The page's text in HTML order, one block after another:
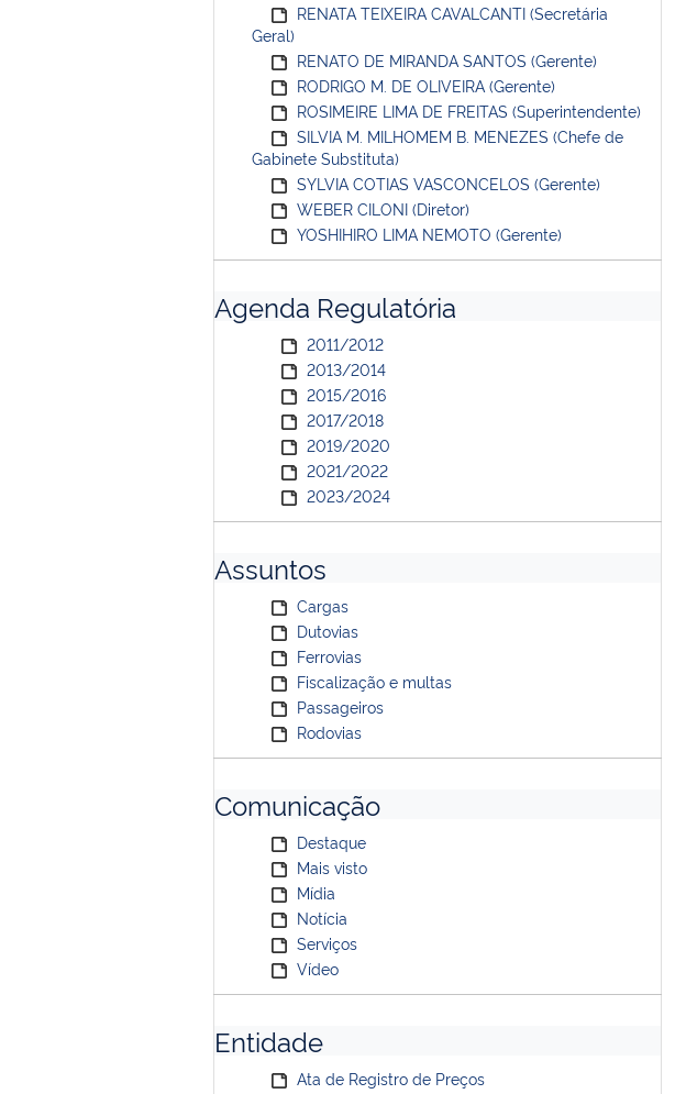
RENATA TEIXEIRA CAVALCANTI (Secretária
Geral)
RENATO DE MIRANDA SANTOS (Gerente)
RODRIGO M. DE OLIVEIRA (Gerente)
ROSIMEIRE LIMA DE FREITAS (Superintendente)
SILVIA M. MILHOMEM B. MENEZES (Chefe de
Gabinete Substituta)
SYLVIA COTIAS VASCONCELOS (Gerente)
WEBER CILONI (Diretor)
YOSHIHIRO LIMA NEMOTO (Gerente)
Agenda Regulatória
2011/2012
2013/2014
2015/2016
2017/2018
2019/2020
2021/2022
2023/2024
Assuntos
Cargas
Dutovias
Ferrovias
Fiscalização e multas
Passageiros
Rodovias
Comunicação
Destaque
Mais visto
Mídia
Notícia
Serviços
Vídeo
Entidade
Ata de Registro de Preços